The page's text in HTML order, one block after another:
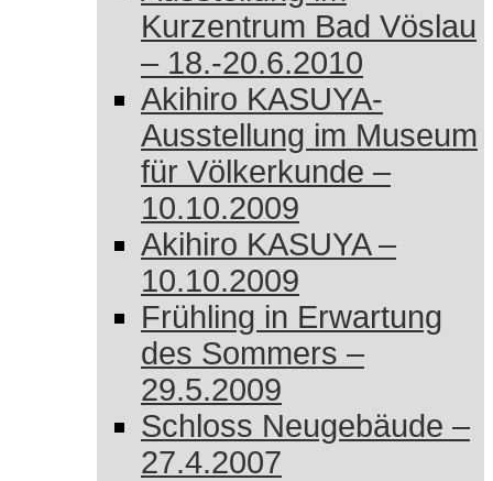
Kurzentrum Bad Vöslau
– 18.-20.6.2010
Akihiro KASUYA-
Ausstellung im Museum
für Völkerkunde –
10.10.2009
Akihiro KASUYA –
10.10.2009
Frühling in Erwartung
des Sommers –
29.5.2009
Schloss Neugebäude –
27.4.2007